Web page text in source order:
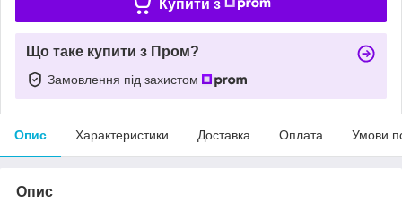
Купити з
Що таке купити з Пром?
Замовлення під захистом
Опис Характеристики Доставка Оплата Умови
Опис